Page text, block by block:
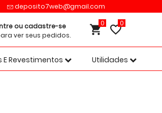
deposito7web@gmail.com
ou cadastre-se
ver seus pedidos.
0
E Revestimentos
Utilidades